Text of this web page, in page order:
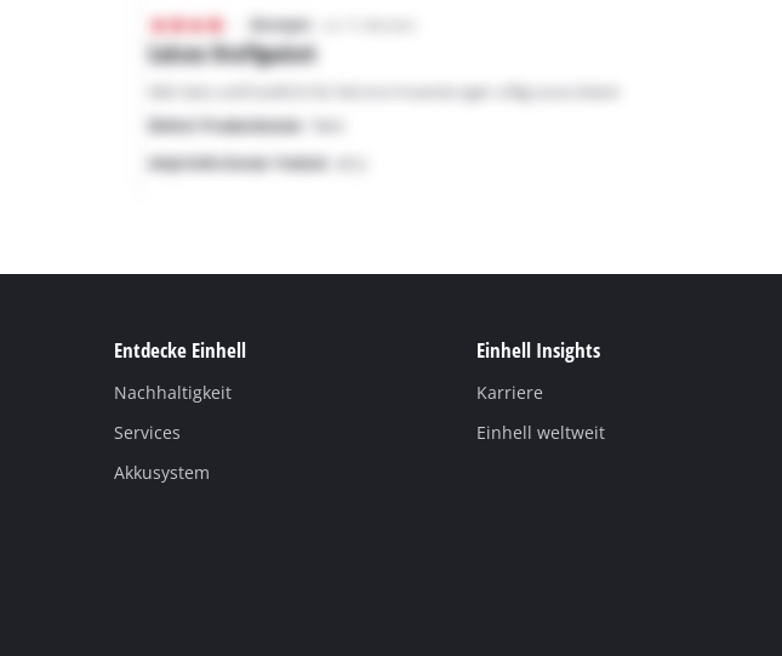
Entdecke Einhell
Nachhaltigkeit
Services
Akkusystem
Einhell Insights
Karriere
Einhell weltweit